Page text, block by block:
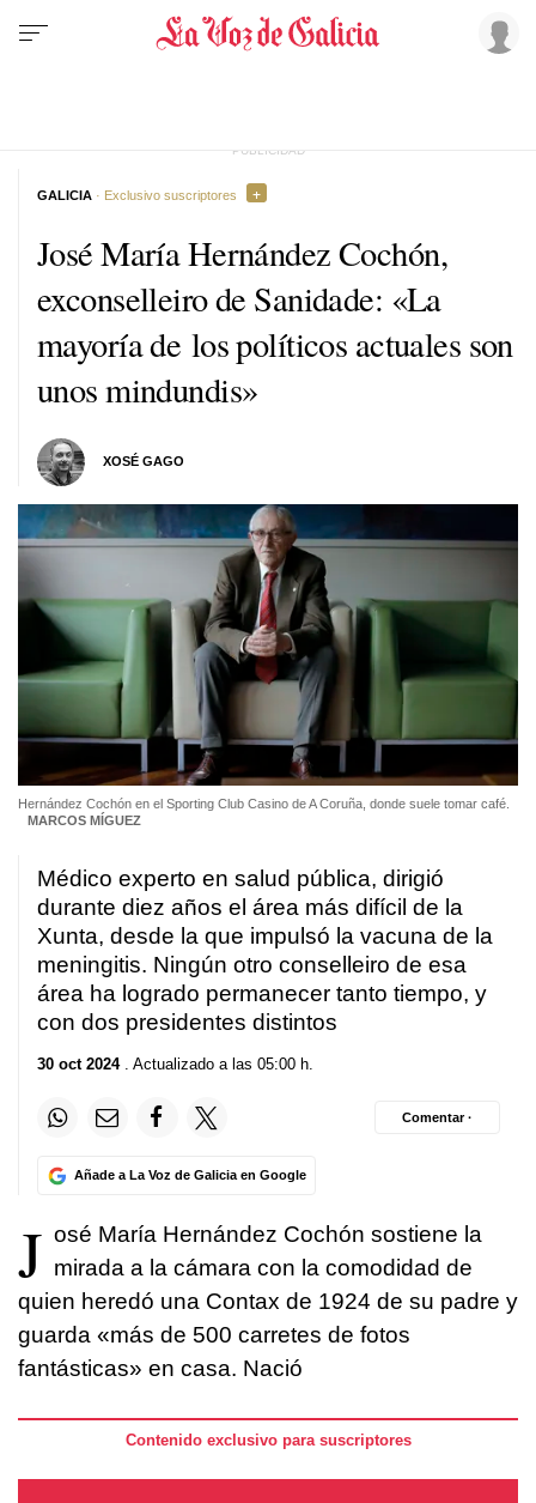
José María Hernández Cochón,
exconselleiro de Sanidade: «La
mayoría de los políticos actuales son
unos mindundis»
XOSÉ GAGO
GALICIA · Exclusivo suscriptores
Hernández Cochón en el Sporting Club Casino de A Coruña, donde suele tomar café.
MARCOS MÍGUEZ
Médico experto en salud pública, dirigió
durante diez años el área más difícil de la
Xunta, desde la que impulsó la vacuna de la
meningitis. Ningún otro conselleiro de esa
área ha logrado permanecer tanto tiempo, y
con dos presidentes distintos
30 oct 2024. Actualizado a las 05:00 h.
Añade a La Voz de Galicia en Google
Comentar ·
J osé María Hernández Cochón sostiene la
mirada a la cámara con la comodidad de
quien heredó una Contax de 1924 de su padre y
guarda «más de 500 carretes de fotos
fantásticas» en casa. Nació
Contenido exclusivo para suscriptores